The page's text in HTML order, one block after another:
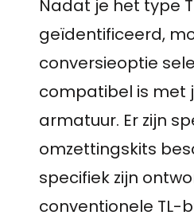
Nadat je het type
geïdentificeerd,
conversieoptie
compatibel is met
armatuur. Er zijn
omzettingskits
specifiek zijn
conventionele TL-